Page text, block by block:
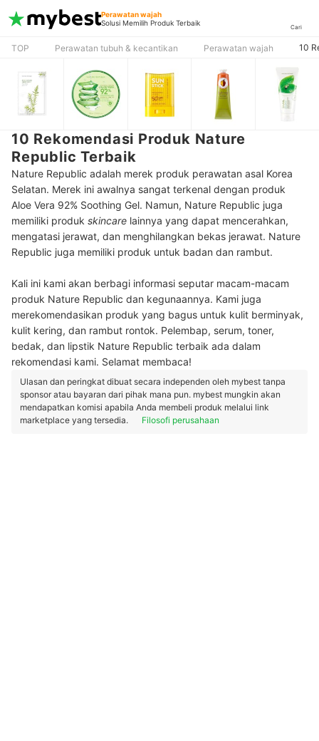
Perawatan wajah
Solusi Memilih Produk Terbaik
Cari
TOP Perawatan tubuh & kecantikan Perawatan wajah 10
10 Rekomendasi Produk Nature
Republic Terbaik
Nature Republic adalah merek produk perawatan asal Korea
Selatan. Merek ini awalnya sangat terkenal dengan produk
Aloe Vera 92% Soothing Gel. Namun, Nature Republic juga
memiliki produk skincare lainnya yang dapat mencerahkan,
mengatasi jerawat, dan menghilangkan bekas jerawat. Nature
Republic juga memiliki produk untuk badan dan rambut.
Kali ini kami akan berbagi informasi seputar macam-macam
produk Nature Republic dan kegunaannya. Kami juga
merekomendasikan produk yang bagus untuk kulit berminyak,
kulit kering, dan rambut rontok. Pelembap, serum, toner,
bedak, dan lipstik Nature Republic terbaik ada dalam
rekomendasi kami. Selamat membaca!
Ulasan dan peringkat dibuat secara independen oleh mybest tanpa
sponsor atau bayaran dari pihak mana pun. mybest mungkin akan
mendapatkan komisi apabila Anda membeli produk melalui link
marketplace yang tersedia.
Filosofi perusahaan